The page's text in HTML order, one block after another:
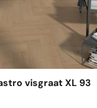
visgraat XL 93